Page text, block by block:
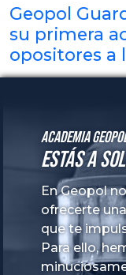
Geopol
su primera
opositores a
Academia
Estás a
En Geopol
ofrecerte
que te
Para ello,